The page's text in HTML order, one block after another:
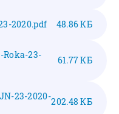
2020.pdf 48.86 КБ
Roka-23-
61.77 КБ
23-2020-202.48 КБ